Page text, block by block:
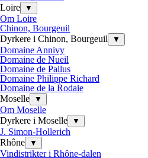
Loire
▼
Om Loire
Chinon, Bourgeuil
Dyrkere i Chinon, Bourgeuil
▼
Domaine Annivy
Domaine de Nueil
Domaine de Pallus
Domaine Philippe Richard
Domaine de la Rodaie
Moselle
▼
Om Moselle
Dyrkere i Moselle
▼
J. Simon-Hollerich
Rhône
▼
Vindistrikter i Rhône-dalen